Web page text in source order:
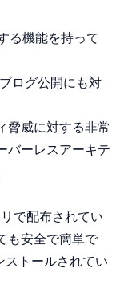
る機能を持って
ログ公開にも対
脅威に対する非常
バーレスアーキテ
で配布されてい
も安全で簡単で
ストールされてい